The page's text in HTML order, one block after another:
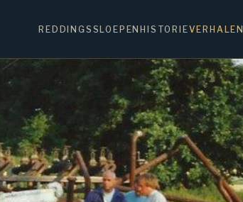
REDDINGSSLOEPENHISTORIEVERHALEN